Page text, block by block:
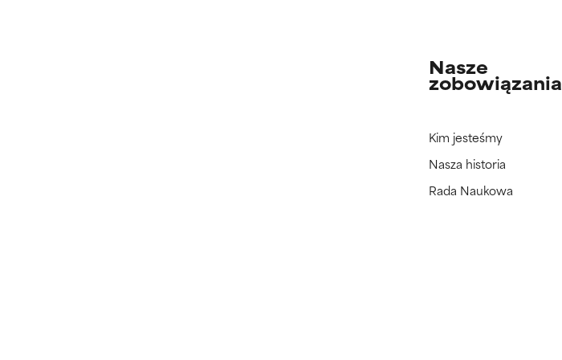
Nasze
zobowiązania
Kim jesteśmy
Nasza historia
Rada Naukowa